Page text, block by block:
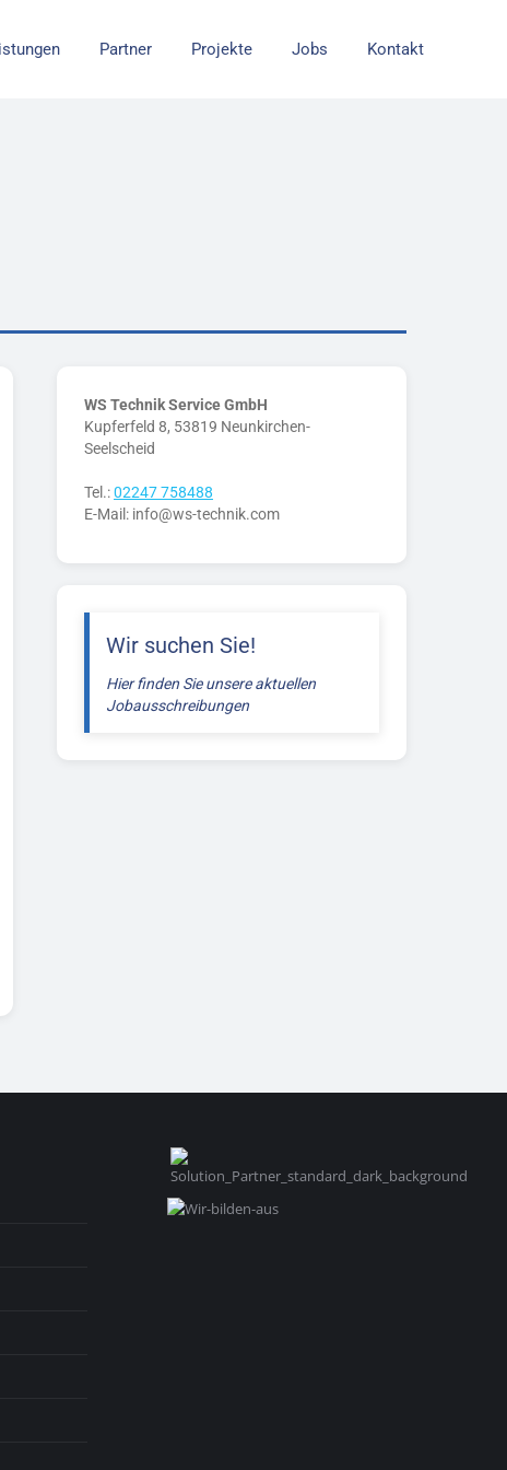
Partner Projekte Jobs Kontakt
WS Technik Service GmbH
Kupferfeld 8, 53819 Neunkirchen-
Seelscheid
Tel.:02247 758488
E-Mail: info@ws-technik.com
Wir suchen Sie!
Hier finden Sie unsere aktuellen
Jobausschreibungen